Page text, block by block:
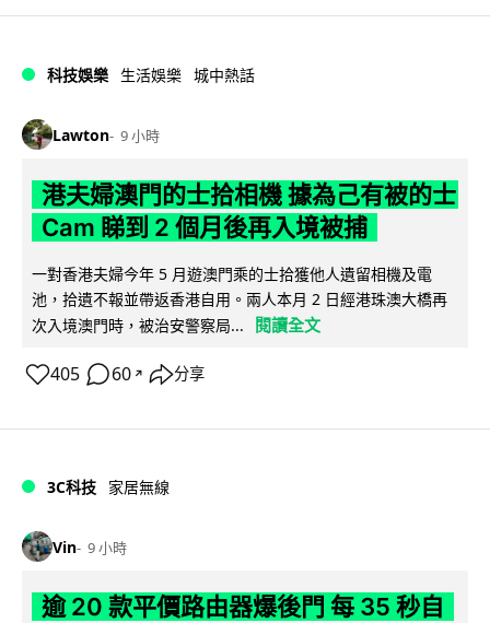
科技娛樂 生活娛樂 城中熱話
Lawton 9 小時
港夫婦澳門的士拾相機 據為己有被的士
Cam 睇到 2 個月後再入境被捕
一對香港夫婦今年 5 月遊澳門乘的士拾獲他人遺留相機及電
池，拾遺不報並帶返香港自用。兩人本月 2 日經港珠澳大橋再
次入境澳門時，被治安警察局...
閱讀全文
405 60 ↗ 分享
3C科技 家居無線
Vin 9 小時
逾 20 款平價路由器爆後門 每 35 秒自